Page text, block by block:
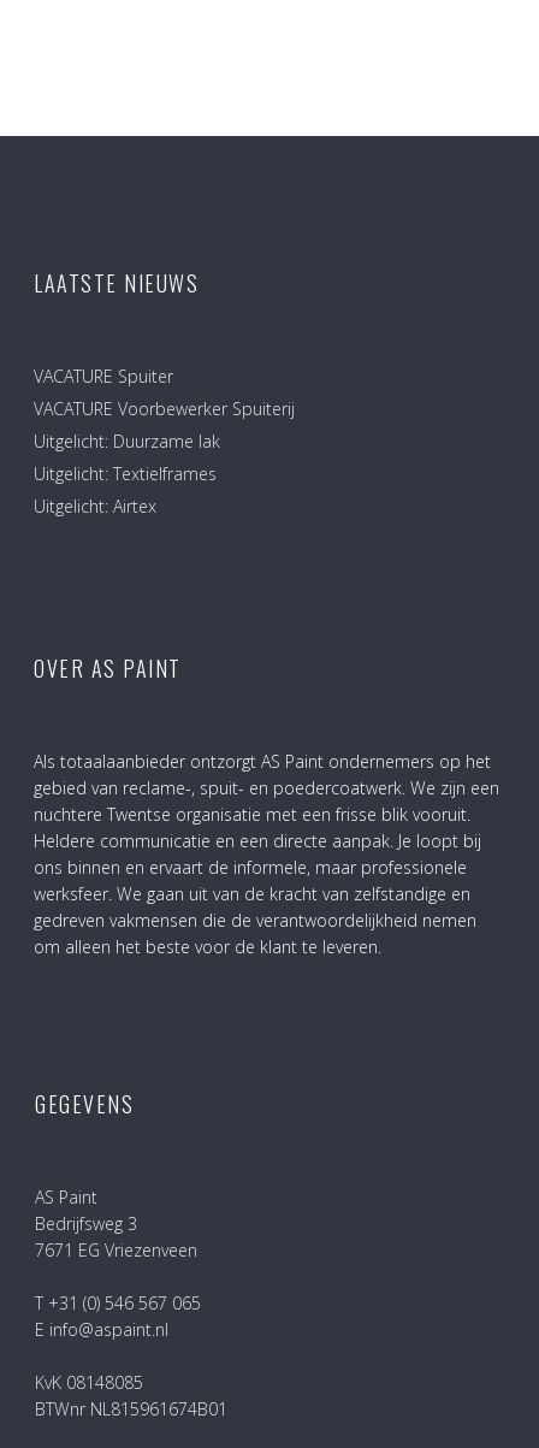
LAATSTE NIEUWS
VACATURE Spuiter
VACATURE Voorbewerker Spuiterij
Uitgelicht: Duurzame lak
Uitgelicht: Textielframes
Uitgelicht: Airtex
OVER AS PAINT
Als totaalaanbieder ontzorgt AS Paint ondernemers op het
gebied van reclame-, spuit- en poedercoatwerk. We zijn een
nuchtere Twentse organisatie met een frisse blik vooruit.
Heldere communicatie en een directe aanpak. Je loopt bij
ons binnen en ervaart de informele, maar professionele
werksfeer. We gaan uit van de kracht van zelfstandige en
gedreven vakmensen die de verantwoordelijkheid nemen
om alleen het beste voor de klant te leveren.
GEGEVENS
AS Paint
Bedrijfsweg 3
7671 EG Vriezenveen
T +31 (0) 546 567 065
E info@aspaint.nl
KvK 08148085
BTWnr NL815961674B01